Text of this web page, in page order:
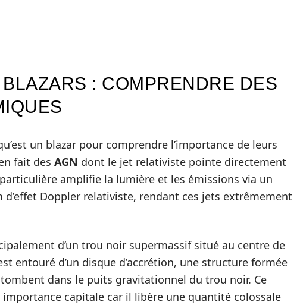
: COMPRENDRE DES
un blazar pour comprendre l’importance de leurs
fait des AGN dont le jet relativiste pointe directement
amplifie la lumière et les émissions via un
Doppler relativiste, rendant ces jets extrêmement
d’un trou noir supermassif situé au centre de
entouré d’un disque d’accrétion, une structure formée
dans le puits gravitationnel du trou noir. Ce
importance capitale car il libère une quantité colossale